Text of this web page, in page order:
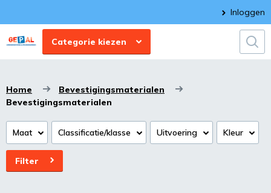
Inloggen
Categorie kiezen
Home
Bevestigingsmaterialen
Bevestigingsmaterialen
Maat Classificatie/klasse Uitvoering Kleur
Filter